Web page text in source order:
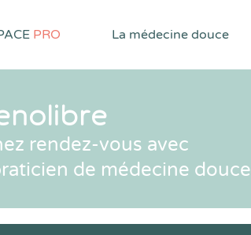
PRO La médecine douce
rendez-vous avec
de médecine douce